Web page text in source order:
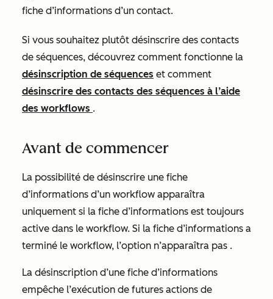
fiche d’informations d’un contact.
Si vous souhaitez plutôt désinscrire des contacts
de séquences, découvrez comment fonctionne la
désinscription de séquences et comment
désinscrire des contacts des séquences à l’aide
des workflows .
Avant de commencer
La possibilité de désinscrire une fiche
d’informations d’un workflow apparaîtra
uniquement si la fiche d’informations est toujours
active dans le workflow. Si la fiche d’informations a
terminé le workflow, l’option n’apparaîtra pas .
La désinscription d’une fiche d’informations
empêche l’exécution de futures actions de